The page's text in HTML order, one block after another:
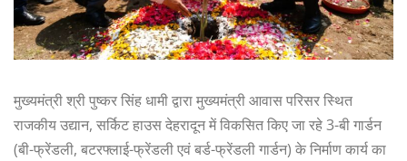
मुख्यमंत्री श्री पुष्कर सिंह धामी द्वारा मुख्यमंत्री आवास परिसर स्थित
राजकीय उद्यान, सर्किट हाउस देहरादून में विकसित किए जा रहे 3-बी गार्डन
(बी-फ्रेंडली, बटरफ्लाई-फ्रेंडली एवं बर्ड-फ्रेंडली गार्डन) के निर्माण कार्य का